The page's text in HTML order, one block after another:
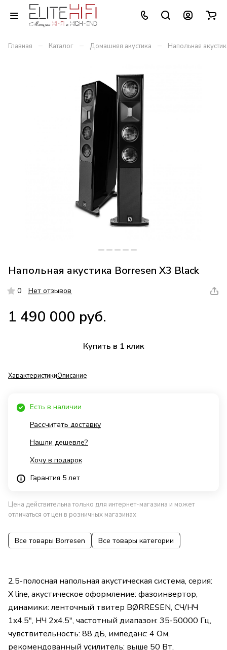
Главная – Каталог – Домашняя акустика – Напольная
Напольная акустика Borresen X3 Black
0 Нет отзывов
1 490 000 руб.
Купить в 1 клик
ХарактеристикиОписание
Есть в наличии
Рассчитать доставку
Нашли дешевле?
Хочу в подарок
Гарантия 5 лет
Цена действительна только для интернет-магазина и может
отличаться от цен в розничных магазинах
Все товары Borresen Все товары категории
2.5-полосная напольная акустическая система, серия:
X line, акустическое оформление: фазоинвертор,
динамики: ленточный твитер BØRRESEN, СЧ/НЧ
1x4.5", НЧ 2x4.5", частотный диапазон: 35-50000 Гц,
чувствительность: 88 дБ, импеданс: 4 Ом,
рекомендованный усилитель: выше 50 Вт,